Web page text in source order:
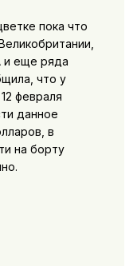
пока что
и еще ряда
что у
февраля
данное
в
на борту